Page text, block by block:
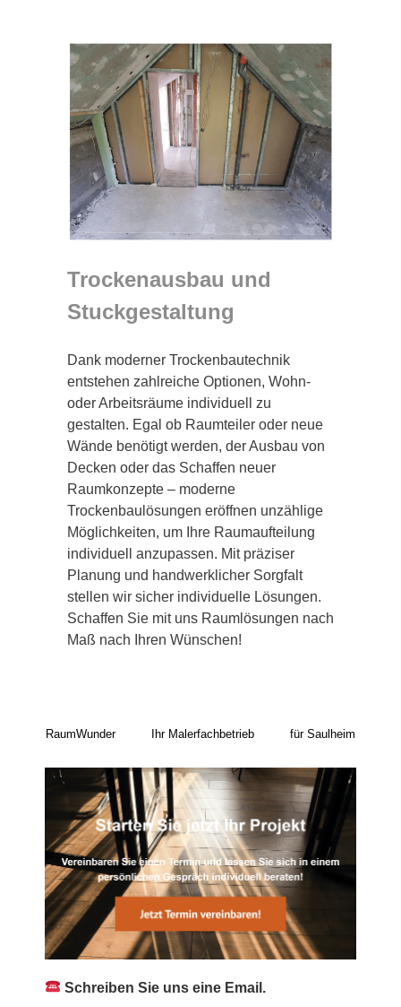
Trockenausbau und
Stuckgestaltung
Dank moderner Trockenbautechnik
entstehen zahlreiche Optionen, Wohn-
oder Arbeitsräume individuell zu
gestalten. Egal ob Raumteiler oder neue
Wände benötigt werden, der Ausbau von
Decken oder das Schaffen neuer
Raumkonzepte – moderne
Trockenbaulösungen eröffnen unzählige
Möglichkeiten, um Ihre Raumaufteilung
individuell anzupassen. Mit präziser
Planung und handwerklicher Sorgfalt
stellen wir sicher individuelle Lösungen.
Schaffen Sie mit uns Raumlösungen nach
Maß nach Ihren Wünschen!
RaumWunder Ihr Malerfachbetrieb für Saulheim
Schreiben Sie uns eine Email.